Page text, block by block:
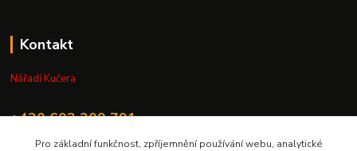
Kontakt
Nářadí Kučera
+420 603 209 791
Pro základní funkčnost, zpříjemnění používání webu, analytické